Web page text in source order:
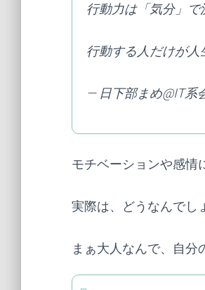
行動力は「気分」で
行動する人だけが人
— 日下部まめ@IT系
モチベーションや感情
実際は、どうなんでし
まぁ大人なんで、自分